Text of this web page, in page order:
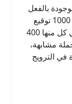
بالفعل
بشأن القضية نفسها. عريضة واحدة تضم 1000 توقيع
أقوى بكثير من ثلاث عرائض منفصلة، في كل منها 400
مشابهة،
الترويج